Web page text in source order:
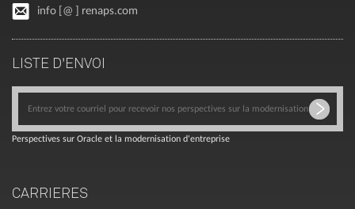
info [@ ] renaps.com
LISTE D'ENVOI
Perspectives sur Oracle et la modernisation d'entreprise
CARRIERES